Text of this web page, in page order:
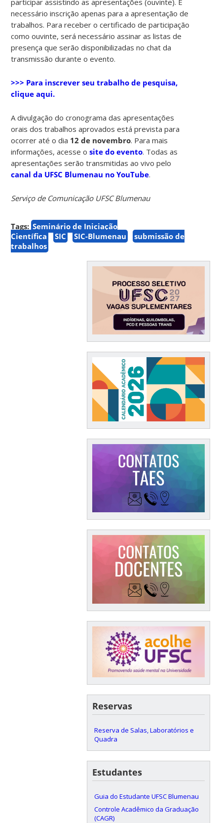
necessário inscrição apenas para a apresentação de
trabalhos. Para receber o certificado de participação
como ouvinte, será necessário assinar as listas de
presença que serão disponibilizadas no chat da
transmissão durante o evento.
>>> Para inscrever seu trabalho de pesquisa,
clique aqui.
A divulgação do cronograma das apresentações
orais dos trabalhos aprovados está prevista para
ocorrer até o dia 12 de novembro. Para mais
informações, acesse osite do evento. Todas as
apresentações serão transmitidas ao vivo pelo
canal da UFSC Blumenau no YouTube.
Serviço de Comunicação UFSC Blumenau
Tags: Seminário de Iniciação
Científica
SIC SIC-Blumenau
submissão de
trabalhos
Reservas
Reserva de Salas, Laboratórios e
Quadra
Estudantes
Guia do Estudante UFSC Blumenau
Controle Acadêmico da Graduação
(CAGR)